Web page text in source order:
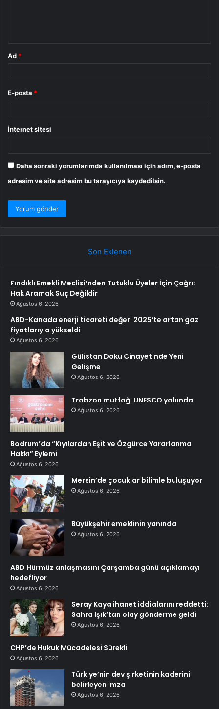
Ad *
E-posta *
İnternet sitesi
Daha sonraki yorumlarımda kullanılması için adım, e-posta
adresim ve site adresim bu tarayıcıya kaydedilsin.
Son Eklenen
Fındıklı Emekli Meclisi’nden Tutuklu Üyeler İçin Çağrı:
Hak Aramak Suç Değildir
Ağustos 6, 2026
ABD-Kanada enerji ticareti değeri 2025’te artan gaz
fiyatlarıyla yükseldi
Ağustos 6, 2026
Gülistan Doku Cinayetinde Yeni
Gelişme
Ağustos 6, 2026
Trabzon mutfağı UNESCO yolunda
Ağustos 6, 2026
Bodrum’da “Kıyılardan Eşit ve Özgürce Yararlanma
Hakkı” Eylemi
Ağustos 6, 2026
Mersin’de çocuklar bilimle buluşuyor
Ağustos 6, 2026
Büyükşehir emeklinin yanında
Ağustos 6, 2026
ABD Hürmüz anlaşmasını Çarşamba günü açıklamayı
hedefliyor
Ağustos 6, 2026
Seray Kaya ihanet iddialarını reddetti:
Sahra Işık’tan olay gönderme geldi
Ağustos 6, 2026
CHP’de Hukuk Mücadelesi Sürekli
Ağustos 6, 2026
Türkiye’nin dev şirketinin kaderini
belirleyen imza
Ağustos 6, 2026